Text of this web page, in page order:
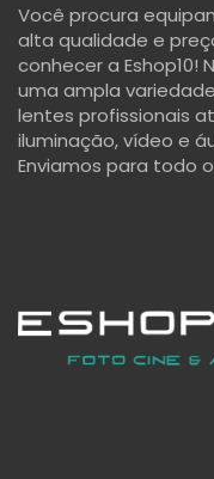
Você procura
alta qualidade e
conhecer a Eshop10!
uma ampla
lentes profissionais
iluminação, vídeo e
Enviamos para todo o